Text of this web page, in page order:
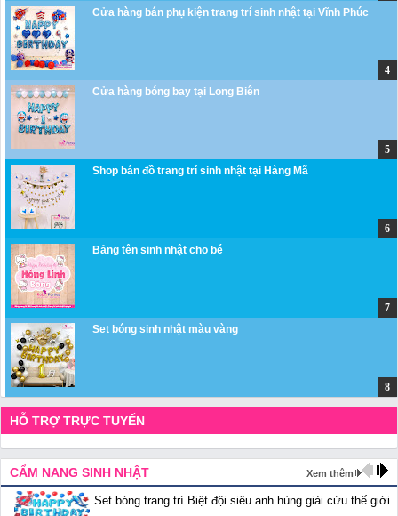
Cửa hàng bán phụ kiện trang trí sinh nhật tại Vĩnh Phúc
Cửa hàng bóng bay tại Long Biên
Shop bán đồ trang trí sinh nhật tại Hàng Mã
Bảng tên sinh nhật cho bé
Set bóng sinh nhật màu vàng
HỖ TRỢ TRỰC TUYẾN
CẨM NANG SINH NHẬT Xem thêm
Set bóng trang trí Biệt đội siêu anh hùng giải cứu thế giới